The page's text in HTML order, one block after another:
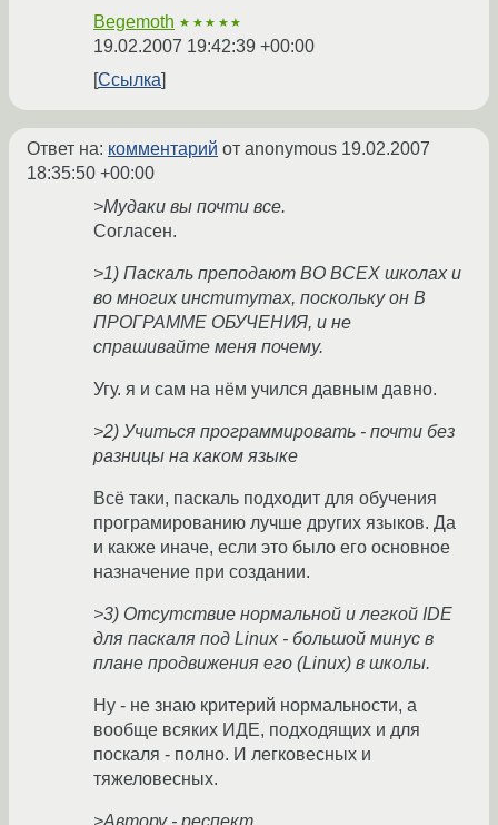
Begemoth ★★★★★
19.02.2007 19:42:39 +00:00
Ссылка
Ответ на: комментарий от anonymous 19.02.2007
18:35:50 +00:00
>Мудаки вы почти все.
Согласен.
>1) Паскаль преподают ВО ВСЕХ школах и
во многих институтах, поскольку он В
ПРОГРАММЕ ОБУЧЕНИЯ, и не
спрашивайте меня почему.
Угу. я и сам на нём учился давным давно.
>2) Учиться программировать - почти без
разницы на каком языке
Всё таки, паскаль подходит для обучения
програмированию лучше других языков. Да
и какже иначе, если это было его основное
назначение при создании.
>3) Отсутствие нормальной и легкой IDE
для паскаля под Linux - большой минус в
плане продвижения его (Linux) в школы.
Ну - не знаю критерий нормальности, а
вообще всяких ИДЕ, подходящих и для
поскаля - полно. И легковесных и
тяжеловесных.